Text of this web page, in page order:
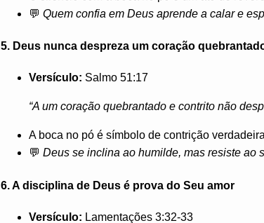
💬 Quem confia em Deus aprende a calar e
5. Deus nunca despreza um coração
Versículo: Salmo 51:17
“A um coração quebrantado e contrito não
A boca no pó é símbolo de contrição
💬 Deus se inclina ao humilde, mas resiste ao
6. A disciplina de Deus é prova do Seu amor
Versículo: Lamentações 3:32-33